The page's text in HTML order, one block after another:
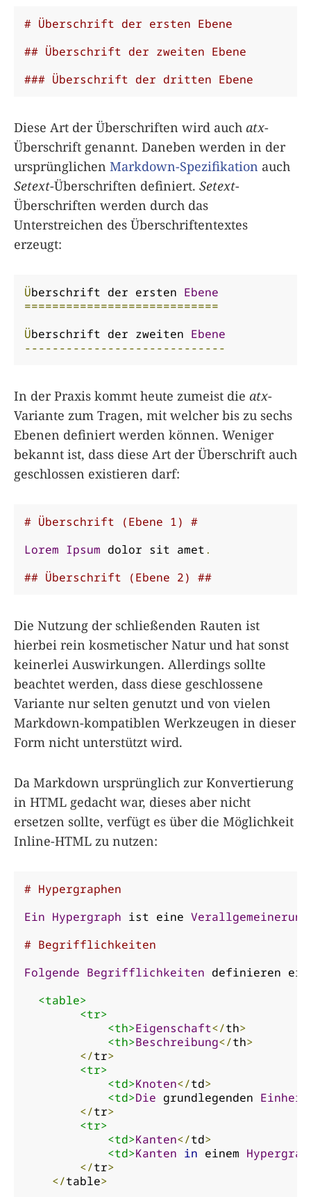
# Überschrift der ersten Ebene
## Überschrift der zweiten Ebene
### Überschrift der dritten Ebene
Diese Art der Überschriften wird auch atx-
Überschrift genannt. Daneben werden in der
ursprünglichen Markdown-Spezifikation auch
Setext-Überschriften definiert. Setext-
Überschriften werden durch das
Unterstreichen des Überschriftentextes
erzeugt:
Überschrift der ersten Ebene
============================
Überschrift der zweiten Ebene
-----------------------------
In der Praxis kommt heute zumeist die atx-
Variante zum Tragen, mit welcher bis zu sechs
Ebenen definiert werden können. Weniger
bekannt ist, dass diese Art der Überschrift auch
geschlossen existieren darf:
# Überschrift (Ebene 1) #
Lorem Ipsum dolor sit amet.
## Überschrift (Ebene 2) ##
Die Nutzung der schließenden Rauten ist
hierbei rein kosmetischer Natur und hat sonst
keinerlei Auswirkungen. Allerdings sollte
beachtet werden, dass diese geschlossene
Variante nur selten genutzt und von vielen
Markdown-kompatiblen Werkzeugen in dieser
Form nicht unterstützt wird.
Da Markdown ursprünglich zur Konvertierung
in HTML gedacht war, dieses aber nicht
ersetzen sollte, verfügt es über die Möglichkeit
Inline-HTML zu nutzen:
# Hypergraphen
Ein Hypergraph ist eine Verallgemeinerung
# Begrifflichkeiten
Folgende Begrifflichkeiten definieren
<table>
<tr>
<th>Eigenschaft</th>
<th>Beschreibung</th>
</tr>
<tr>
<td>Knoten</td>
<td>Die grundlegenden
</tr>
<tr>
<td>Kanten</td>
<td>Kanten in einem
</tr>
</table>